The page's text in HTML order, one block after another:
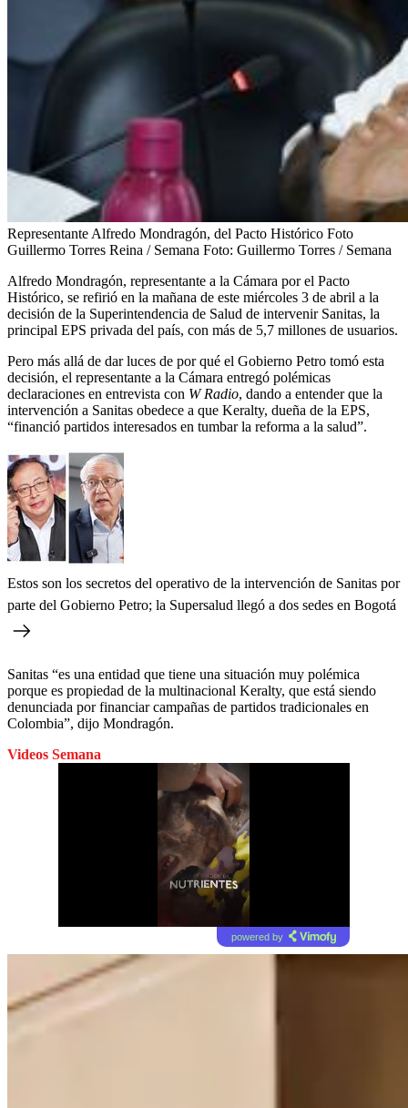
Representante Alfredo Mondragón, del Pacto Histórico Foto
Guillermo Torres Reina / Semana Foto: Guillermo Torres / Semana
Alfredo Mondragón, representante a la Cámara por el Pacto
Histórico, se refirió en la mañana de este miércoles 3 de abril a la
decisión de la Superintendencia de Salud de intervenir Sanitas, la
principal EPS privada del país, con más de 5,7 millones de usuarios.
Pero más allá de dar luces de por qué el Gobierno Petro tomó esta
decisión, el representante a la Cámara entregó polémicas
declaraciones en entrevista con W Radio, dando a entender que la
intervención a Sanitas obedece a que Keralty, dueña de la EPS,
“financió partidos interesados en tumbar la reforma a la salud”.
Estos son los secretos del operativo de la intervención de Sanitas por
parte del Gobierno Petro; la Supersalud llegó a dos sedes en Bogotá
Sanitas “es una entidad que tiene una situación muy polémica
porque es propiedad de la multinacional Keralty, que está siendo
denunciada por financiar campañas de partidos tradicionales en
Colombia”, dijo Mondragón.
Videos Semana
powered by